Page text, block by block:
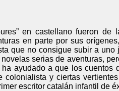
en castellano fueron de
en parte por sus
que no consigue subir a
serias de aventuras,
ayudado a que los cuentos
y ciertas
escritor catalán infantil de